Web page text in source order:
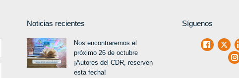
Noticias recientes
Nos encontraremos el
próximo 26 de octubre
¡Autores del CDR, reserven
esta fecha!
Síguenos
Facebook
X